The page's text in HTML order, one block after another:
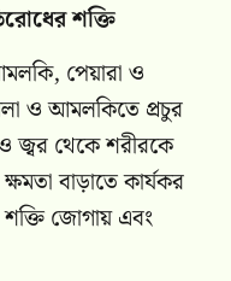
শক্তি
পেয়ারা ও
ও আমলকিতে প্রচুর
ও জ্বর থেকে শরীরকে
বাড়াতে কার্যকর
জোগায় এবং